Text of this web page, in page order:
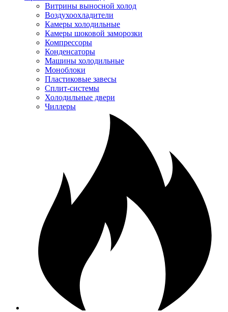
Витрины выносной холод
Воздухоохладители
Камеры холодильные
Камеры шоковой заморозки
Компрессоры
Конденсаторы
Машины холодильные
Моноблоки
Пластиковые завесы
Сплит-системы
Холодильные двери
Чиллеры